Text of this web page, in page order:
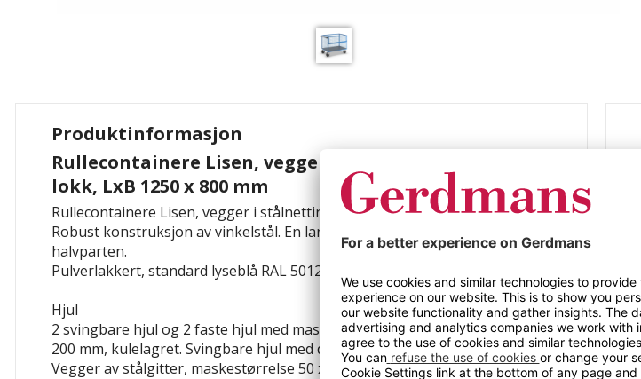
Produktinformasjon
Rullecontainere Lisen, vegger i stålnetting, uten
lokk, LxB 1250 x 800 mm
Rullecontainere Lisen, vegger i stålnetting, uten lokk, LxB 1250 x 800 mm.
Robust konstruksjon av vinkelstål. En langside kan felles opp til
halvparten.
Pulverlakkert, standard lyseblå RAL 5012.
Hjul
2 svingbare hjul og 2 faste hjul med massive gummidekk på plastfelger, Ø
200 mm, kulelagret. Svingbare hjul med dobbelbrems.
Vegger av stålgitter, maskestørrelse 50 x 50 mm.